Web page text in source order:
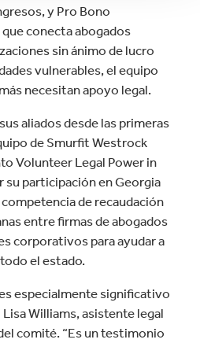
y Pro Bono
conecta abogados
sin ánimo de lucro
vulnerables, el equipo
necesitan apoyo legal.
aliados desde las primeras
de Smurfit Westrock
Volunteer Legal Power in
su participación en Georgia
de recaudación
entre firmas de abogados
corporativos para ayudar a
el estado.
especialmente significativo
Williams, asistente legal
comité. “Es un testimonio